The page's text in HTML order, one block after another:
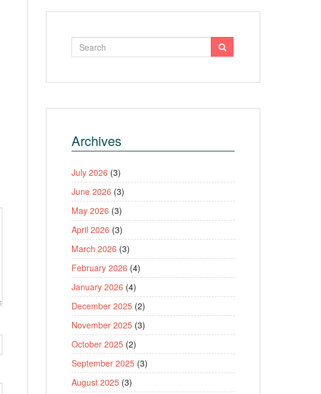
Archives
July 2026 (3)
June 2026 (3)
May 2026 (3)
April 2026 (3)
March 2026 (3)
February 2026 (4)
January 2026 (4)
December 2025 (2)
November 2025 (3)
October 2025 (2)
September 2025 (3)
August 2025 (3)